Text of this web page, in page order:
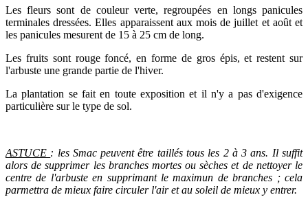
Les fleurs sont de couleur verte, regroupées en longs panicules
terminales dressées. Elles apparaissent aux mois de juillet et août et
les panicules mesurent de 15 à 25 cm de long.
Les fruits sont rouge foncé, en forme de gros épis, et restent sur
l'arbuste une grande partie de l'hiver.
La plantation se fait en toute exposition et il n'y a pas d'exigence
particulière sur le type de sol.
ASTUCE : les Smac peuvent être taillés tous les 2 à 3 ans. Il suffit
alors de supprimer les branches mortes ou sèches et de nettoyer le
centre de l'arbuste en supprimant le maximun de branches ; cela
parmettra de mieux faire circuler l'air et au soleil de mieux y entrer.